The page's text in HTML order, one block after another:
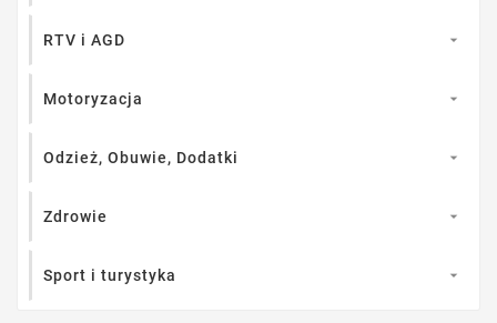
RTV i AGD 
Motoryzacja 
Odzież, Obuwie, Dodatki 
Zdrowie 
Sport i turystyka 